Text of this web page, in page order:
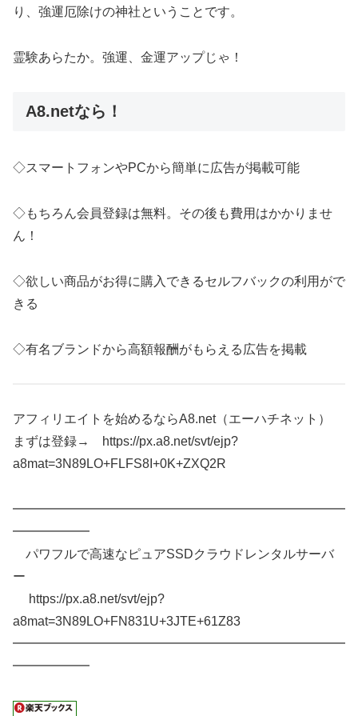
り、強運厄除けの神社ということです。
霊験あらたか。強運、金運アップじゃ！
A8.netなら！
◇スマートフォンやPCから簡単に広告が掲載可能
◇もちろん会員登録は無料。その後も費用はかかりませ
ん！
◇欲しい商品がお得に購入できるセルフバックの利用がで
きる
◇有名ブランドから高額報酬がもらえる広告を掲載
アフィリエイトを始めるならA8.net（エーハチネット）
まずは登録→ https://px.a8.net/svt/ejp?
a8mat=3N89LO+FLFS8I+0K+ZXQ2R
━━━━━━━━━━━━━━━━━━━━━━━━━━
━━━━━━
パワフルで高速なピュアSSDクラウドレンタルサーバ
ー
https://px.a8.net/svt/ejp?
a8mat=3N89LO+FN831U+3JTE+61Z83
━━━━━━━━━━━━━━━━━━━━━━━━━━
━━━━━━